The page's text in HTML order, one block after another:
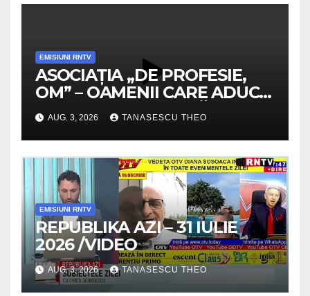
EMISIUNI RNTV
ASOCIAȚIA „DE PROFESIE,
OM” – OAMENII CARE ADUC
VALOARE COMUNITĂȚII /
SECRETELE SUCCESULUI
/VIDEO
AUG. 3, 2026 TANASESCU THEO
EMISIUNI RNTV
REPUBLIKA AZI – 31 IULIE
2026 /VIDEO
AUG. 3, 2026 TANASESCU THEO